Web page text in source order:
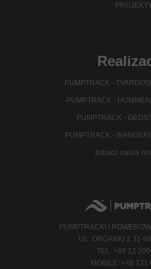
PUMPTRACK -
PUMPTRACK -
PUMPTRACK -
PUMPTRACK -
zobacz nasze
PUMPTRACKI I
UL. ORGANKI 2 31-
TEL. +48 12
MOBILE: +48 731